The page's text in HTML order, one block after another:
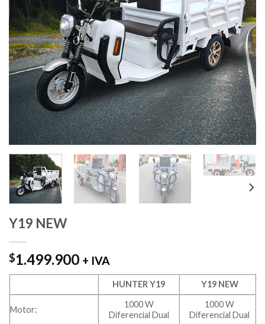
Y19 NEW
$1.499.900 + IVA
HUNTER Y19 Y19 NEW
Motor:
1000 W
Diferencial Dual
1000 W
Diferencial Dual